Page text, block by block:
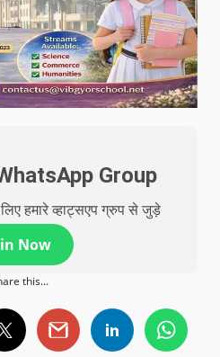
Group
हमारे व्हाट्सएप ग्रुप से जुड़े
Now
this...